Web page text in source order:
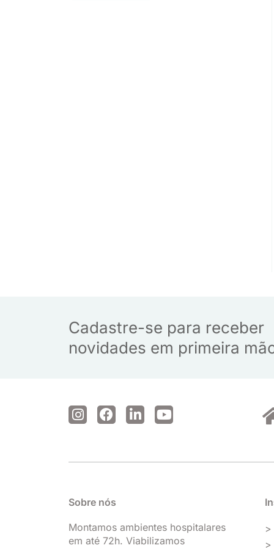
Cadastre-se para receber
novidades em primeira
I
n
a
a
F
a
b
k
L
i
e
Y
o
u
Sobre nós
Montamos ambientes hospitalares
em até 72h. Viabilizamos
>
>